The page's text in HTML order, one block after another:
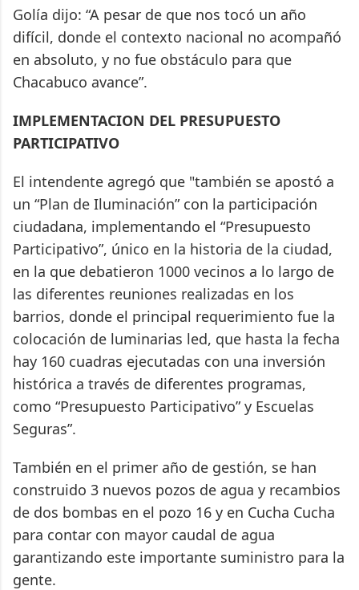
Golía dijo: “A pesar de que nos tocó un año
difícil, donde el contexto nacional no acompañó
en absoluto, y no fue obstáculo para que
Chacabuco avance”.
IMPLEMENTACION DEL PRESUPUESTO
PARTICIPATIVO
El intendente agregó que "también se apostó a
un “Plan de Iluminación” con la participación
ciudadana, implementando el “Presupuesto
Participativo”, único en la historia de la ciudad,
en la que debatieron 1000 vecinos a lo largo de
las diferentes reuniones realizadas en los
barrios, donde el principal requerimiento fue la
colocación de luminarias led, que hasta la fecha
hay 160 cuadras ejecutadas con una inversión
histórica a través de diferentes programas,
como “Presupuesto Participativo” y Escuelas
Seguras”.
También en el primer año de gestión, se han
construido 3 nuevos pozos de agua y recambios
de dos bombas en el pozo 16 y en Cucha Cucha
para contar con mayor caudal de agua
garantizando este importante suministro para la
gente.